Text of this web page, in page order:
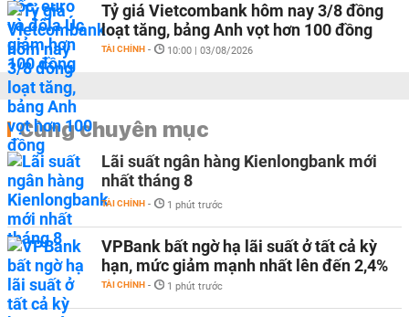
Tỷ giá Vietcombank hôm nay 3/8 đồng
loạt tăng, bảng Anh vọt hơn 100 đồng
TÀI CHÍNH - 10:00 | 03/08/2026
Cùng chuyên mục
Lãi suất ngân hàng Kienlongbank mới
nhất tháng 8
TÀI CHÍNH - 1 phút trước
VPBank bất ngờ hạ lãi suất ở tất cả kỳ
hạn, mức giảm mạnh nhất lên đến 2,4%
TÀI CHÍNH - 1 phút trước